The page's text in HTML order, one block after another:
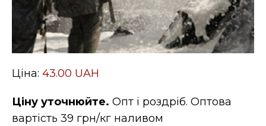
Ціна: 43.00 UAH
Ціну уточнюйте. Опт і роздріб. Оптова
вартість 39 грн/кг наливом